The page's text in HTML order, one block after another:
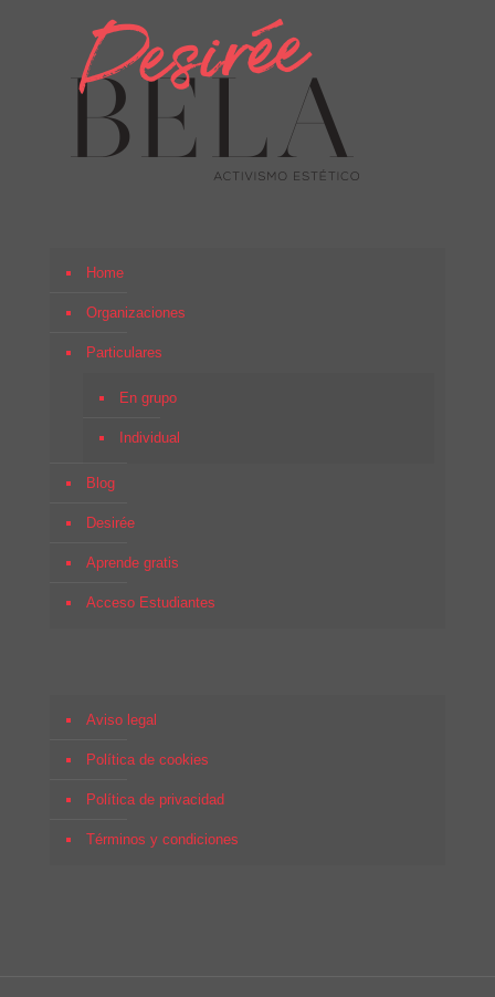
Home
Organizaciones
Particulares
En grupo
Individual
Blog
Desirée
Aprende gratis
Acceso Estudiantes
Aviso legal
Política de cookies
Política de privacidad
Términos y condiciones